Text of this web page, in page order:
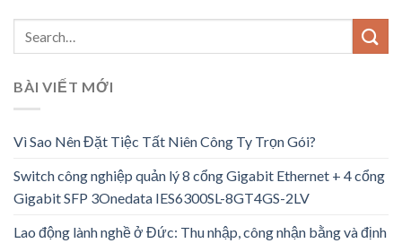
BÀI VIẾT MỚI
Vì Sao Nên Đặt Tiệc Tất Niên Công Ty Trọn Gói?
Switch công nghiệp quản lý 8 cổng Gigabit Ethernet + 4 cổng
Gigabit SFP 3Onedata IES6300SL-8GT4GS-2LV
Lao động lành nghề ở Đức: Thu nhập, công nhận bằng và định